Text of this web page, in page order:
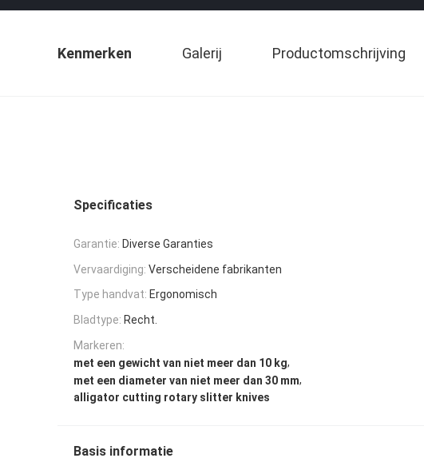
Kenmerken Galerij Productomschrijving
Specificaties
Garantie: Diverse Garanties
Vervaardiging: Verscheidene fabrikanten
Type handvat: Ergonomisch
Bladtype: Recht.
Markeren:
met een gewicht van niet meer dan 10 kg,
met een diameter van niet meer dan 30 mm,
alligator cutting rotary slitter knives
Basis informatie